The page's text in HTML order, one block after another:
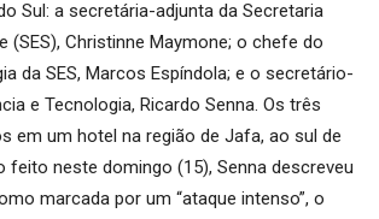
Sul: a secretária-adjunta da Secretaria
(SES), Christinne Maymone; o chefe do
da SES, Marcos Espíndola; e o secretário-
e Tecnologia, Ricardo Senna. Os três
em um hotel na região de Jafa, ao sul de
feito neste domingo (15), Senna descreveu
marcada por um “ataque intenso”, o